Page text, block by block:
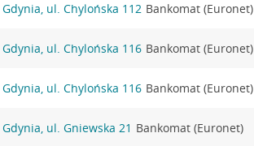
Gdynia, ul. Chylońska 112 Bankomat (Euronet)
Gdynia, ul. Chylońska 116 Bankomat (Euronet)
Gdynia, ul. Chylońska 116 Bankomat (Euronet)
Gdynia, ul. Gniewska 21 Bankomat (Euronet)